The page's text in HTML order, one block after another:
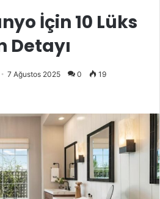
İçin 10 Lüks
Detayı
7 Ağustos 2025 0 19